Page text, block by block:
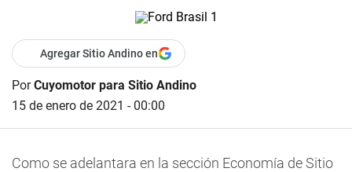
Agregar Sitio Andino en
PorCuyomotor para Sitio Andino
15 de enero de 2021 - 00:00
Como se adelantara en la sección Economía de Sitio